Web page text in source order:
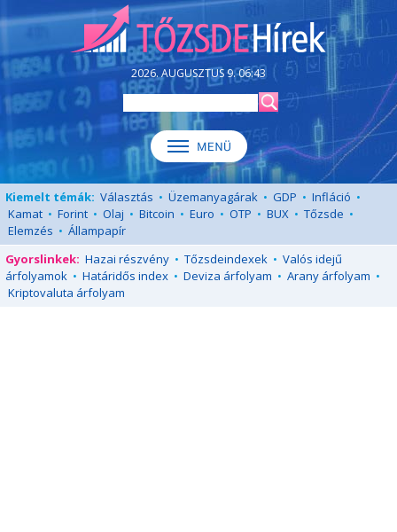
2026. AUGUSZTUS 9. 06:43
Kiemelt témák: Választás • Üzemanyagárak • GDP • Infláció •
Kamat • Forint • Olaj • Bitcoin • Euro • OTP • BUX • Tőzsde •
Elemzés • Állampapír
Gyorslinkek: Hazai részvény • Tőzsdeindexek • Valós idejű
árfolyamok • Határidős index • Deviza árfolyam • Arany árfolyam •
Kriptovaluta árfolyam